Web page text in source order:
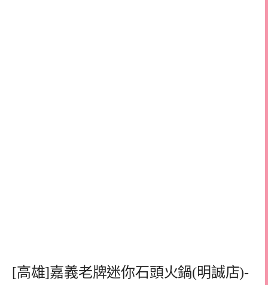
[高雄]嘉義老牌迷你石頭火鍋(明誠店)-